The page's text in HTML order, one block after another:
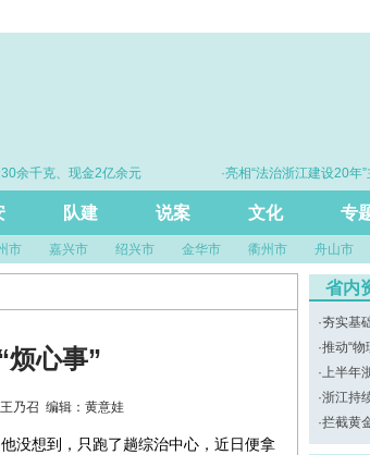
千克、现金2亿余元
·亮相“法治浙江建设20年”主
队建 说案 文化 专
市 嘉兴市 绍兴市 金华市 衢州市 舟山市
烦心事”
乃召 编辑：黄意娃
没想到，只跑了趟综治中心，近日便拿
省内
·夯实基
·推动“物
·上半年
·浙江持
·拦截黄